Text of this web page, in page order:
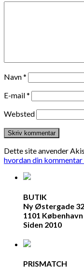
Navn*
E-mail*
Websted
Dette site anvender
hvordan din
BUTIK
Ny Østergade 32
1101 København
Siden 2010
PRISMATCH